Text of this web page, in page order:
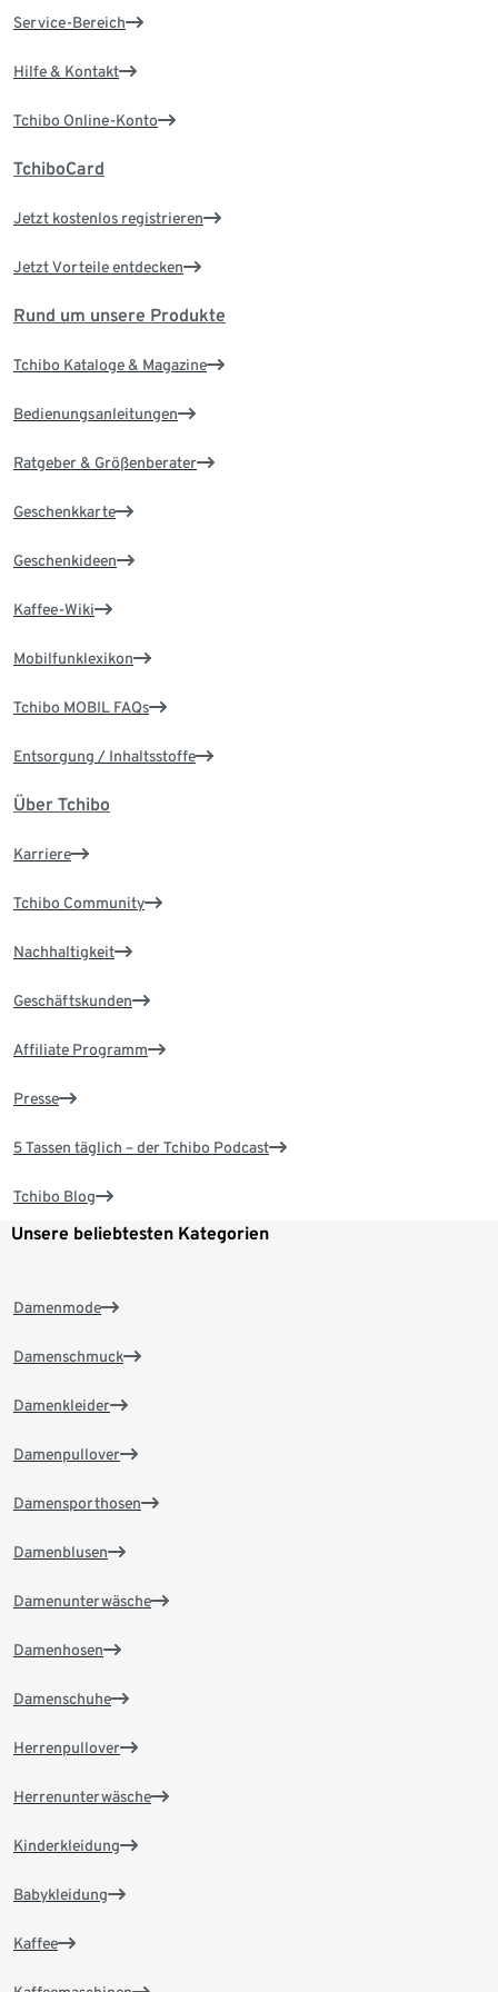
Service-Bereich
Hilfe & Kontakt
Tchibo Online-Konto
TchiboCard
Jetzt kostenlos registrieren
Jetzt Vorteile entdecken
Rund um unsere Produkte
Tchibo Kataloge & Magazine
Bedienungsanleitungen
Ratgeber & Größenberater
Geschenkkarte
Geschenkideen
Kaffee-Wiki
Mobilfunklexikon
Tchibo MOBIL FAQs
Entsorgung / Inhaltsstoffe
Über Tchibo
Karriere
Tchibo Community
Nachhaltigkeit
Geschäftskunden
Affiliate Programm
Presse
5 Tassen täglich – der Tchibo Podcast
Tchibo Blog
Unsere beliebtesten Kategorien
Damenmode
Damenschmuck
Damenkleider
Damenpullover
Damensporthosen
Damenblusen
Damenunterwäsche
Damenhosen
Damenschuhe
Herrenpullover
Herrenunterwäsche
Kinderkleidung
Babykleidung
Kaffee